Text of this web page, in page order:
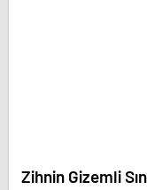
Zihnin Gizemli